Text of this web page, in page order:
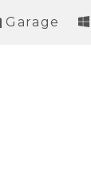
Garage